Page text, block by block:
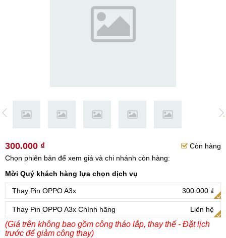
300.000 ₫
Còn hàng
Chọn phiên bản để xem giá và chi nhánh còn hàng:
Mời Quý khách hàng lựa chọn dịch vụ
Thay Pin OPPO A3x 300.000 ₫
Thay Pin OPPO A3x Chính hãng Liên hệ
(Giá trên không bao gồm công tháo lắp, thay thế - Đặt lịch
trước để giảm công thay)